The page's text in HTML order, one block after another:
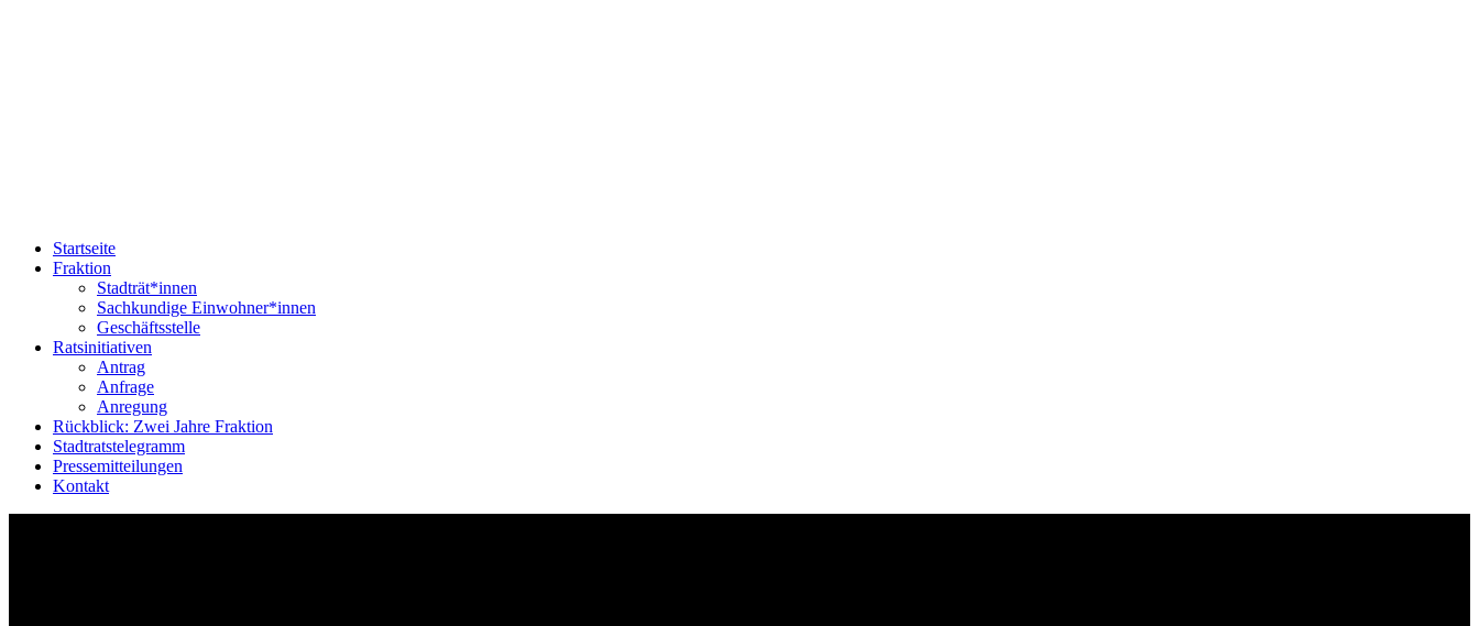
Startseite
Fraktion
Stadträt*innen
Sachkundige Einwohner*innen
Geschäftsstelle
Ratsinitiativen
Antrag
Anfrage
Anregung
Rückblick: Zwei Jahre Fraktion
Stadtratstelegramm
Pressemitteilungen
Kontakt